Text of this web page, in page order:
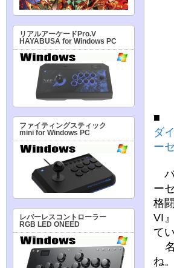
■
ダ
ー
バ
ー
格
VI
て
名
ね
リアルアーケードPro.V
HAYABUSA for Windows PC
ファイティングスティック
mini for Windows PC
レバーレスコントローラー
RGB LED ONEED